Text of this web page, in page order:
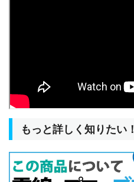
もっと詳しく知りたい！